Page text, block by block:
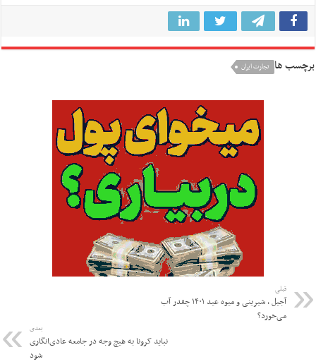
برچسب ها تجارت ایران
قبلی
آجیل ، شیرینی و میوه عید ۱۴۰۱ چقدر آب
می‌خورد؟
بعدی
نباید کرونا به هیچ وجه در جامعه عادی‌انگاری
شود